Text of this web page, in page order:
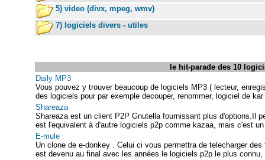
5) video (divx, mpeg, wmv)
7) logiciels divers - utiles
le hit-parade des 10
Daily MP3
Vous pouvez y trouver beaucoup de logiciels MP3 ( lecteur,
des logiciels pour par exemple decouper, renommer, logiciel de
Shareaza
Shareaza est un client P2P Gnutella fournissant plus d'options.Il
est l'equivalent à d'autre logiciels p2p comme kazaa, mais c'est
E-mule
Un clone de e-donkey . Celui ci vous permettra de telecharger
est devenu au final avec les années le logiciels p2p le plus